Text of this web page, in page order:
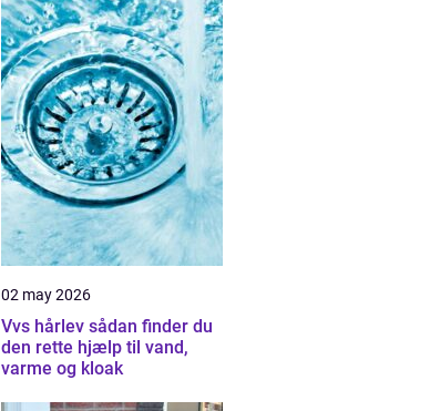
02 may 2026
Vvs hårlev sådan finder du
den rette hjælp til vand,
varme og kloak